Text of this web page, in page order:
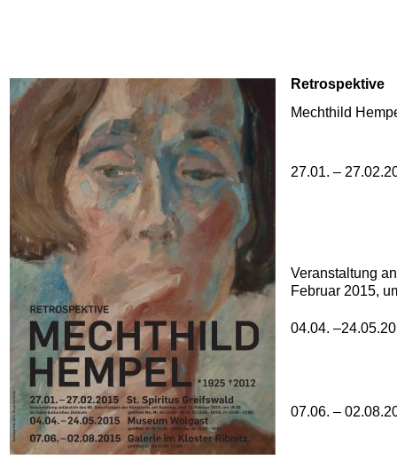
Retrospektive
Mechthild
27.01. –
Veranstaltung
Februar 2015,
04.04.
07.06. –